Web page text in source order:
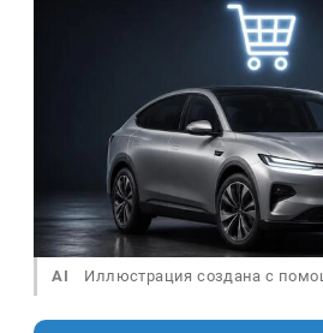
AI Иллюстрация создана с